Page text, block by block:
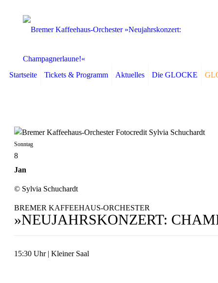
Startseite Tickets & Programm Aktuelles Die GLOCKE
Sonntag
8
Jan
© Sylvia Schuchardt
BREMER KAFFEEHAUS-ORCHESTER
»NEUJAHRSKONZERT:
15:30 Uhr | Kleiner Saal